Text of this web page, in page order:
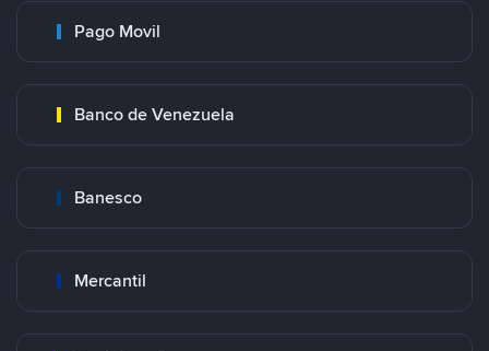
Pago Movil
Banco de Venezuela
Banesco
Mercantil